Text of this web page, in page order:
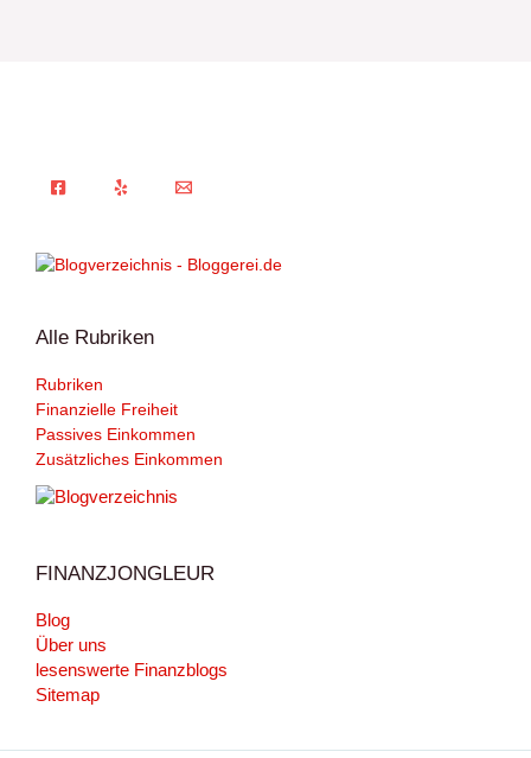
Alle Rubriken
Rubriken
Finanzielle Freiheit
Passives Einkommen
Zusätzliches Einkommen
FINANZJONGLEUR
Blog
Über uns
lesenswerte Finanzblogs
Sitemap